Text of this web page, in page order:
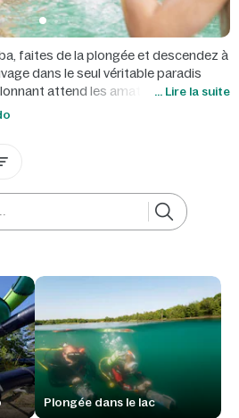
faites de la plongée et descendez à
dans le seul véritable paradis
attend les amateurs de vitesse
recherchez plutôt le calme ? Nagez
qui propose notamment un tour
... Lire la suite
Plongée dans le lac